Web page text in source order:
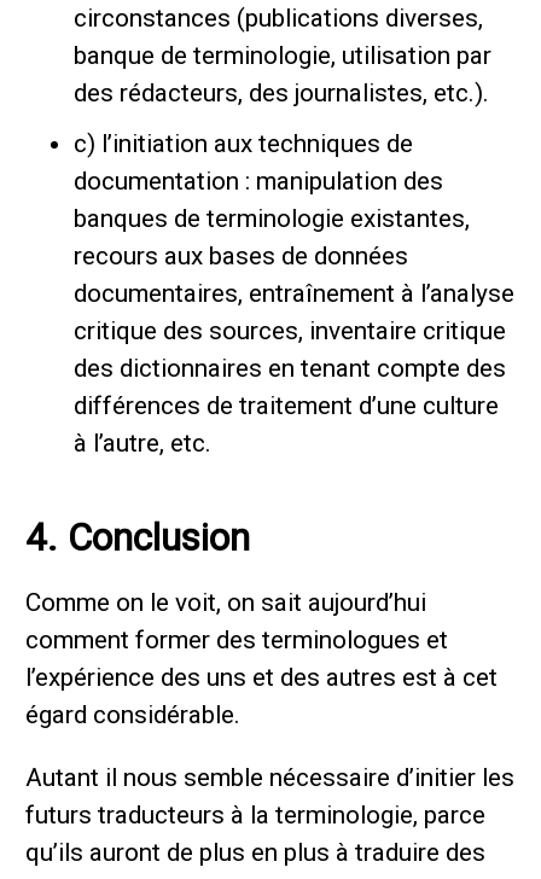
circonstances (publications diverses,
banque de terminologie, utilisation par
des rédacteurs, des journalistes, etc.).
c) l’initiation aux techniques de
documentation : manipulation des
banques de terminologie existantes,
recours aux bases de données
documentaires, entraînement à l’analyse
critique des sources, inventaire critique
des dictionnaires en tenant compte des
différences de traitement d’une culture
à l’autre, etc.
4. Conclusion
Comme on le voit, on sait aujourd’hui
comment former des terminologues et
l’expérience des uns et des autres est à cet
égard considérable.
Autant il nous semble nécessaire d’initier les
futurs traducteurs à la terminologie, parce
qu’ils auront de plus en plus à traduire des